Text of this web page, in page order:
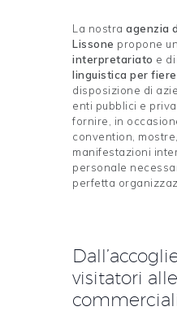
La nostra agenzia
Lissone propone
interpretariato e di
linguistica per fiere
disposizione di
enti pubblici e
fornire, in
convention,
manifestazioni
personale
perfetta
visitatori